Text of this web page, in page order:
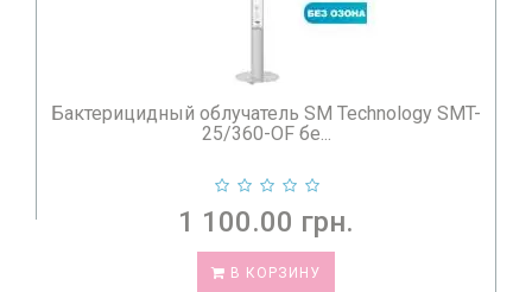
Бактерицидный облучатель SM Technology SMT-
25/360-OF бе...
1 100.00 грн.
В КОРЗИНУ